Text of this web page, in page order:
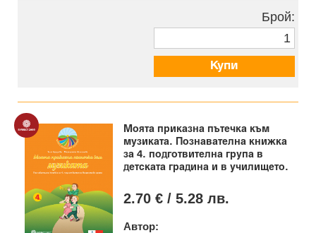
Брой:
Купи
Моята приказна пътечка към
музиката. Познавателна книжка
за 4. подготвителна група в
детската градина и в училището.
2.70 € / 5.28 лв.
Автор: